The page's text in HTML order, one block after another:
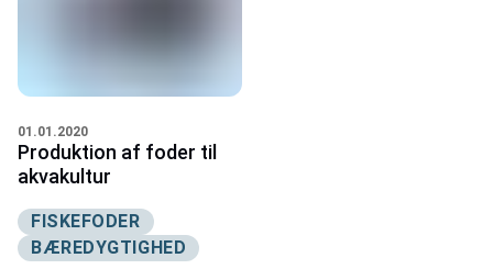
01.01.2020
Produktion af foder til
akvakultur
FISKEFODER
BÆREDYGTIGHED